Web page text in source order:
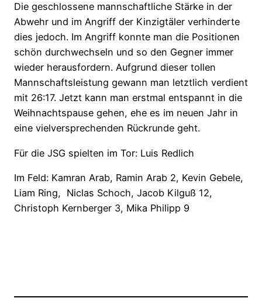
Die geschlossene mannschaftliche Stärke in der
Abwehr und im Angriff der Kinzigtäler verhinderte
dies jedoch. Im Angriff konnte man die Positionen
schön durchwechseln und so den Gegner immer
wieder herausfordern. Aufgrund dieser tollen
Mannschaftsleistung gewann man letztlich verdient
mit 26:17. Jetzt kann man erstmal entspannt in die
Weihnachtspause gehen, ehe es im neuen Jahr in
eine vielversprechenden Rückrunde geht.
Für die JSG spielten im Tor: Luis Redlich
Im Feld: Kamran Arab, Ramin Arab 2, Kevin Gebele,
Liam Ring, Niclas Schoch, Jacob Kilguß 12,
Christoph Kernberger 3, Mika Philipp 9